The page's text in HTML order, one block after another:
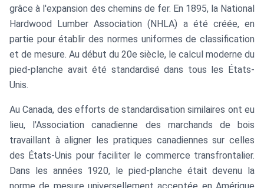
grâce à l'expansion des chemins de fer. En 1895, la National
Hardwood Lumber Association (NHLA) a été créée, en
partie pour établir des normes uniformes de classification
et de mesure. Au début du 20e siècle, le calcul moderne du
pied-planche avait été standardisé dans tous les États-
Unis.
Au Canada, des efforts de standardisation similaires ont eu
lieu, l'Association canadienne des marchands de bois
travaillant à aligner les pratiques canadiennes sur celles
des États-Unis pour faciliter le commerce transfrontalier.
Dans les années 1920, le pied-planche était devenu la